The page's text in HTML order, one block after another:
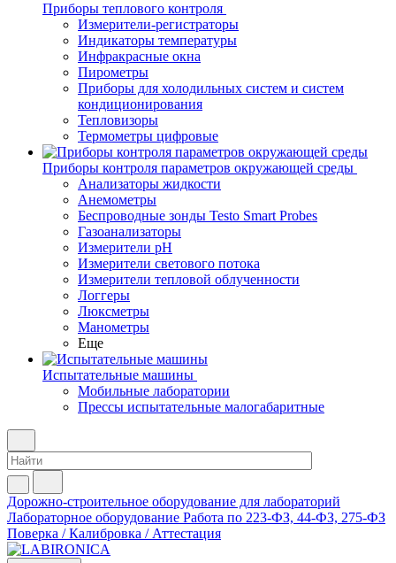
Приборы теплового контроля
Измерители-регистраторы
Индикаторы температуры
Инфракрасные окна
Пирометры
Приборы для холодильных систем и систем
кондиционирования
Тепловизоры
Термометры цифровые
Приборы контроля параметров окружающей среды
Анализаторы жидкости
Анемометры
Беспроводные зонды Testo Smart Probes
Газоанализаторы
Измерители pH
Измерители светового потока
Измерители тепловой облученности
Логгеры
Люксметры
Манометры
Еще
Испытательные машины
Мобильные лаборатории
Прессы испытательные малогабаритные
Дорожно-строительное оборудование для лабораторий
Лабораторное оборудование Работа по 223-ФЗ, 44-ФЗ, 275-ФЗ
Поверка / Калибровка / Аттестация